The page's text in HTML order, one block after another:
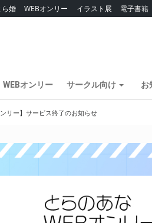
ら婚 WEBオンリー イラスト展 電子書籍
WEBオンリー サークル向け お
ンリー】サービス終了のお知らせ